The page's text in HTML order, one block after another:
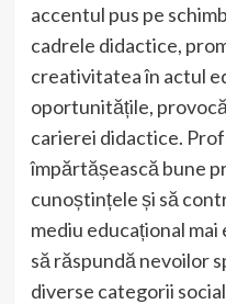
accentul pus pe
cadrele didactice,
creativitatea în actul
oportunitățile,
carierei didactice.
împărtășească bune
cunoștințele și să
mediu educațional
să răspundă nevoilor
diverse categorii